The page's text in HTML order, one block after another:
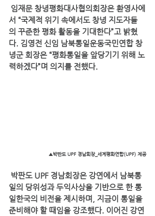
서 “국제적 위기 속에서도 창녕 지도자들
의 꾸준한 평화 활동을 기대한다”고 밝혔
다. 김영전 신임 남북통일운동국민연합 창
녕군 회장은 “평화통일을 앞당기기 위해 노
력하겠다”며 의지를 전했다.
▲박판도 UPF 경남회장_세계평화연합(UPF) 제공
일의 당위성과 두익사상을 기반으로 한 통
일한국의 비전을 제시하며, 지금이 통일을
준비해야 할 때임을 강조했다. 이어진 강연